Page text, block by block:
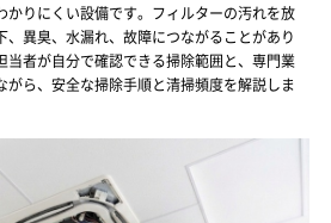
初めての方へ
エアコンブログ
調査・お見積り無料
かりにくい設備です。フィルターの汚れを放
、異臭、水漏れ、故障につながることがあり
当者が自分で確認できる掃除範囲と、専門業
ら、安全な掃除手順と清掃頻度を解説しま